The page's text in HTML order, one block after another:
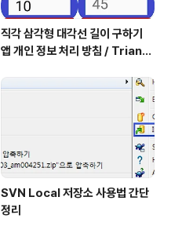
직각 삼각형 대각선 길이 구하기
앱 개인 정보 처리 방침 / Triangl
cy
SVN Local 저장소 사용법 간단
정리